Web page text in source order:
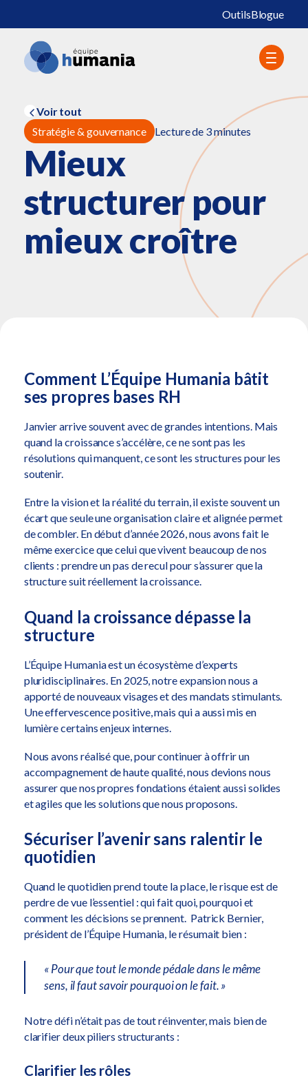
OutilsBlogue
Voir tout
Stratégie & gouvernance
Lecture de 3 minutes
Mieux
structurer pour
mieux croître
Comment L’Équipe Humania bâtit
ses propres bases RH
Janvier arrive souvent avec de grandes intentions. Mais
quand la croissance s’accélère, ce ne sont pas les
résolutions qui manquent, ce sont les structures pour les
soutenir.
Entre la vision et la réalité du terrain, il existe souvent un
écart que seule une organisation claire et alignée permet
de combler. En début d’année 2026, nous avons fait le
même exercice que celui que vivent beaucoup de nos
clients : prendre un pas de recul pour s’assurer que la
structure suit réellement la croissance.
Quand la croissance dépasse la
structure
L’Équipe Humania est un écosystème d’experts
pluridisciplinaires. En 2025, notre expansion nous a
apporté de nouveaux visages et des mandats stimulants.
Une effervescence positive, mais qui a aussi mis en
lumière certains enjeux internes.
Nous avons réalisé que, pour continuer à offrir un
accompagnement de haute qualité, nous devions nous
assurer que nos propres fondations étaient aussi solides
et agiles que les solutions que nous proposons.
Sécuriser l’avenir sans ralentir le
quotidien
Quand le quotidien prend toute la place, le risque est de
perdre de vue l’essentiel : qui fait quoi, pourquoi et
comment les décisions se prennent. Patrick Bernier,
président de l’Équipe Humania, le résumait bien :
« Pour que tout le monde pédale dans le même
sens, il faut savoir pourquoi on le fait. »
Notre défi n’était pas de tout réinventer, mais bien de
clarifier deux piliers structurants :
Clarifier les rôles